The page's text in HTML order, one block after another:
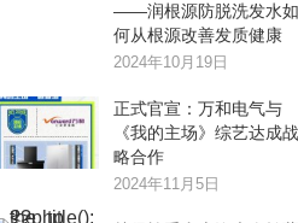
——润根源防脱洗发水如
何从根源改善发质健康
2024年10月19日
正式官宣：万和电气与
《我的主场》综艺达成战
略合作
2024年11月5日